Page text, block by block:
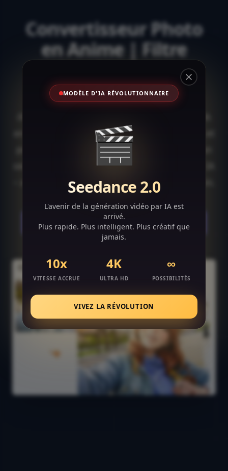
Convertisseur Photo
en Anime | Filtre
Anime IA en Ligne
Transformez vos photos en superbes
en ligne. Convertissez facilement vos selfies et
portraits en images anime charmantes en un
seul clic. 100% automatique et alimenté par IA
– aucun téléchargement ou installation requis.
Essayer le Filtre Anime IA en Ligne !
Close
MODÈLE D'IA RÉVOLUTIONNAIRE
🎬
Seedance 2.0
L'avenir de la génération vidéo par IA est
arrivé.
Plus rapide. Plus intelligent. Plus créatif que
jamais.
10x
VITESSE ACCRUE
4K
ULTRA HD
∞
POSSIBILITÉS
VIVEZ LA RÉVOLUTION